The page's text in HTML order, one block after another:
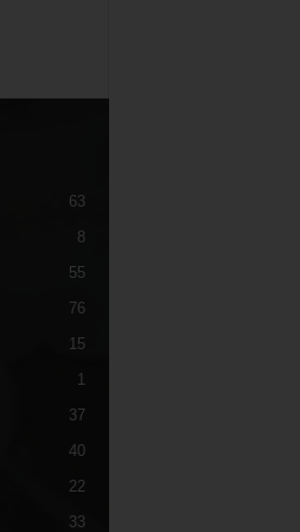
63
8
55
76
15
1
37
40
22
33